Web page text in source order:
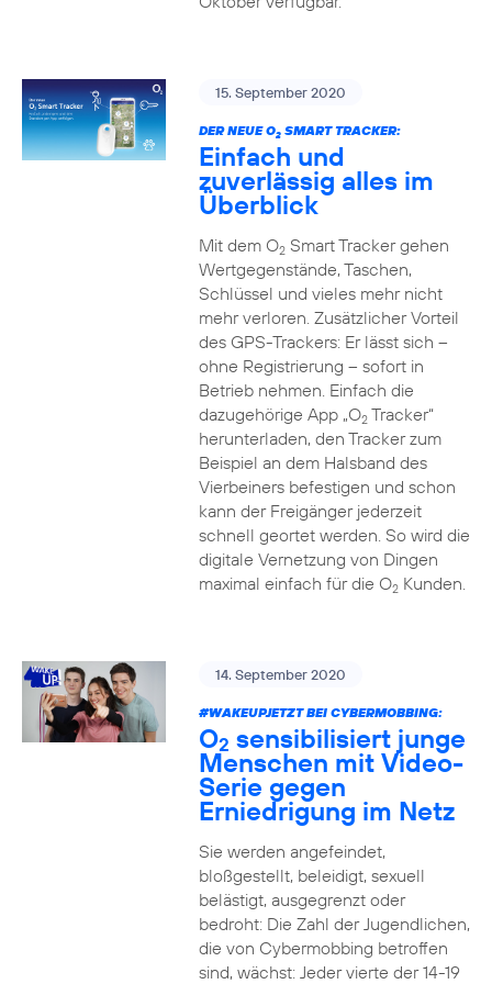
15. September 2020
DER NEUE O2SMART TRACKER:
Einfach und
zuverlässig alles im
Überblick
Mit dem O2Smart Tracker gehen
Wertgegenstände, Taschen,
Schlüssel und vieles mehr nicht
mehr verloren. Zusätzlicher Vorteil
des GPS-Trackers: Er lässt sich –
ohne Registrierung – sofort in
Betrieb nehmen. Einfach die
dazugehörige App „O2Tracker“
herunterladen, den Tracker zum
Beispiel an dem Halsband des
Vierbeiners befestigen und schon
kann der Freigänger jederzeit
schnell geortet werden. So wird die
digitale Vernetzung von Dingen
maximal einfach für die O2Kunden.
14. September 2020
#WAKEUPJETZT BEI CYBERMOBBING:
O2 sensibilisiert junge
Menschen mit Video-
Serie gegen
Erniedrigung im Netz
Sie werden angefeindet,
bloßgestellt, beleidigt, sexuell
belästigt, ausgegrenzt oder
bedroht: Die Zahl der Jugendlichen,
die von Cybermobbing betroffen
sind, wächst: Jeder vierte der 14-19